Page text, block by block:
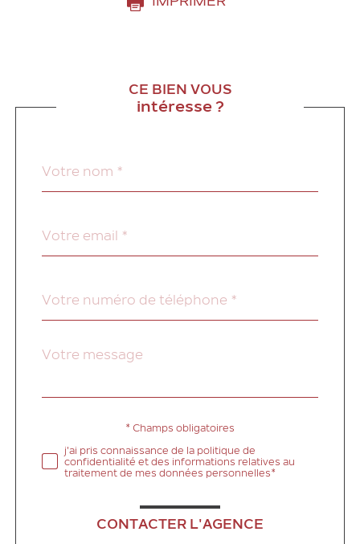
IMPRIMER
CE BIEN VOUS
intéresse ?
*
*
*
Fieldset
défaut
Message
Validation* Champs obligatoires
j'ai pris connaissance de la politique de
confidentialité et des informations relatives au
traitement de mes données personnelles*
CONTACTER L'AGENCE